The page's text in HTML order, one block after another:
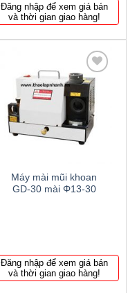
Đăng nhập để xem giá bán
và thời gian giao hàng!
Thêm
to
wishlist
Máy mài mũi khoan
GD-30 mài Φ13-30
Đăng nhập để xem giá bán
và thời gian giao hàng!